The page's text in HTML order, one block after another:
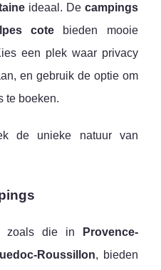
ideaal. De campings
cotebieden mooie
een plek waar privacy
en gebruik de optie om
te boeken.
de unieke natuur van
zoals die in
Provence-
Roussillon, bieden